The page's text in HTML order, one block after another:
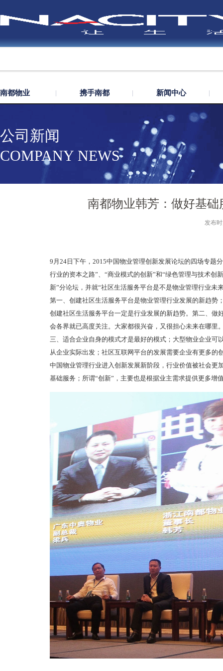
南都物业 携手南都 新闻中心
公司新闻
COMPANY NEWS
南都物业韩芳：做好基
发布时
9月24日下午，2015中国物业管理创新发展论坛的四场专题
行业的资本之路”、“商业模式的创新”和“绿色管理与技术
新”分论坛，并就“社区生活服务平台是不是物业管理行业未
第一、创建社区生活服务平台是物业管理行业发展的新趋势
创建社区生活服务平台一定是行业发展的新趋势。第二、
会各界就已高度关注。大家都很兴奋，又很担心未来在哪
三、适合企业自身的模式才是最好的模式；大型物业企业
从企业实际出发；社区互联网平台的发展需要企业有更多
中国物业管理行业进入创新发展新阶段，行业价值被社会更
基础服务；所谓“创新”，主要也是根据业主需求提供更多增